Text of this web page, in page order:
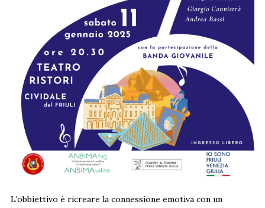
L’obbiettivo è ricreare la connessione emotiva con un